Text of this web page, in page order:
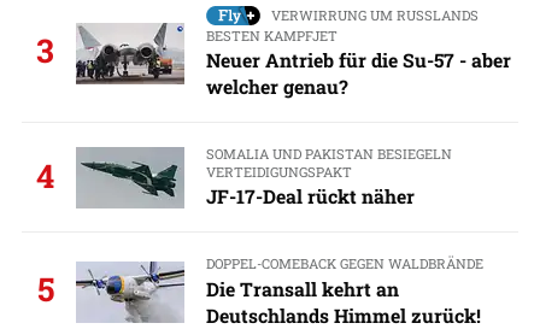
3
VERWIRRUNG UM RUSSLANDS
BESTEN KAMPFJET
Neuer Antrieb für die Su-57 - aber
welcher genau?
4
SOMALIA UND PAKISTAN BESIEGELN
VERTEIDIGUNGSPAKT
JF-17-Deal rückt näher
5
DOPPEL-COMEBACK GEGEN WALDBRÄNDE
Die Transall kehrt an
Deutschlands Himmel zurück!